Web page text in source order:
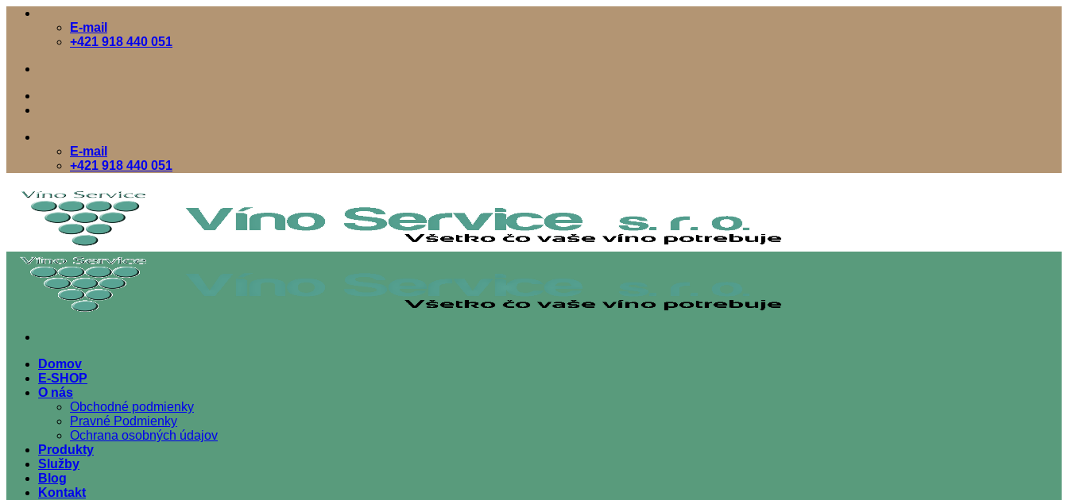
Skip
E-mail
+421 918 440 051
E-mail
+421 918 440 051
Domov
E-SHOP
O nás
Obchodné podmienky
Pravné Podmienky
Ochrana osobných údajov
Produkty
Služby
Blog
Kontakt